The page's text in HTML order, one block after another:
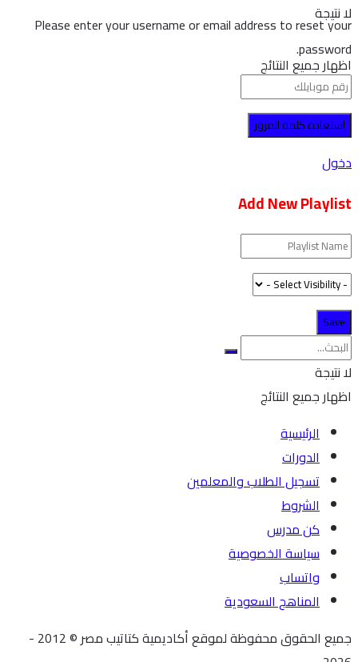
لا نتيجة
اظهار جميع النتائج
Please enter your username or email address to reset your
password.
دخول
Add New Playlist
لا نتيجة
اظهار جميع النتائج
الرئيسية
الدورات
تسجيل الطلاب والمعلمين
الشروط
كن مدرس
سياسة الخصوصية
واتساب
المناهج السعودية
جميع الحقوق محفوظة لموقع أكاديمية كتاتيب مصر © 2012 -